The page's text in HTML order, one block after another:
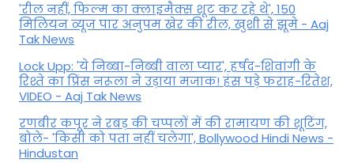
'रील नहीं, फिल्म का क्लाइमैक्स शूट कर रहे थे', 150
मिलियन व्यूज पार अनुपम खेर की रील, खुशी से झूमे - Aaj
Tak News
Lock Upp: 'ये निब्बा-निब्बी वाला प्यार', हर्षद-शिवांगी के
रिश्ते का प्रिंस नरूला ने उड़ाया मजाक! हंस पड़े फराह-रितेश,
VIDEO - Aaj Tak News
रणबीर कपूर ने रबड़ की चप्पलों में की रामायण की शूटिंग,
बोले- 'किसी को पता नहीं चलेगा', Bollywood Hindi News -
Hindustan